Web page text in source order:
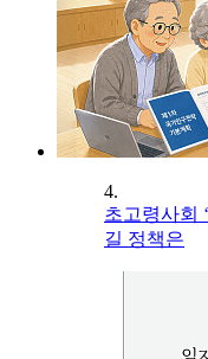
4.
초고령사회
길 정책은